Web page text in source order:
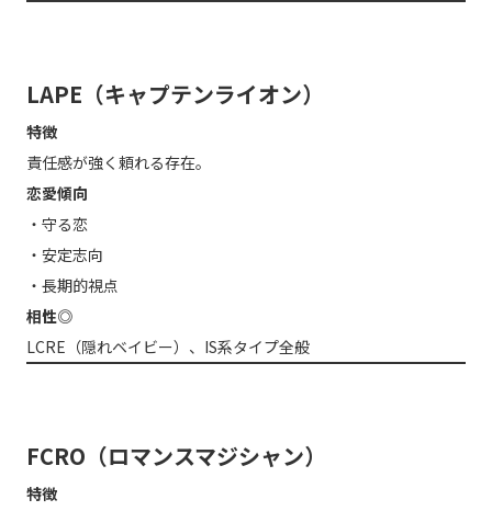
LAPE（キャプテンライオン）
特徴
責任感が強く頼れる存在。
恋愛傾向
・守る恋
・安定志向
・長期的視点
相性◎
LCRE（隠れベイビー）、IS系タイプ全般
FCRO（ロマンスマジシャン）
特徴